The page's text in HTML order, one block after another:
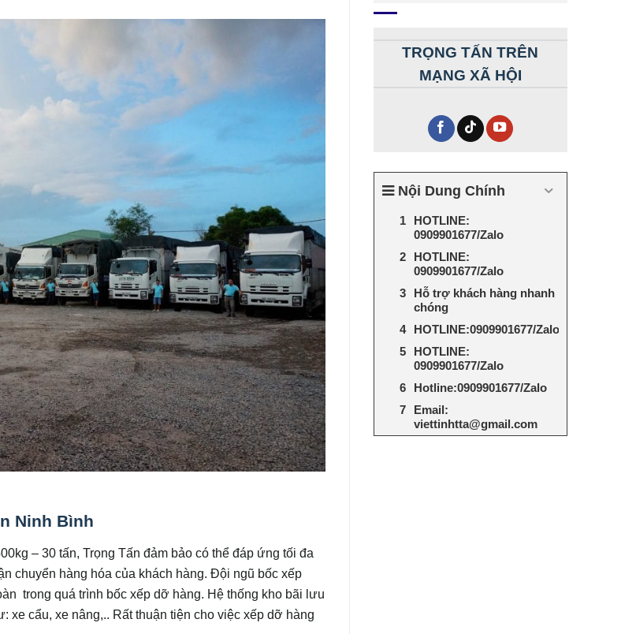
Ninh Bình
– 30 tấn, Trọng Tấn đảm bảo có thể đáp ứng tối đa
chuyển hàng hóa của khách hàng. Đội ngũ bốc xếp
trong quá trình bốc xếp dỡ hàng. Hệ thống kho bãi lưu
cẩu, xe nâng,.. Rất thuận tiện cho việc xếp dỡ hàng
TRỌNG TẤN TRÊN
MẠNG XÃ HỘI
Nội Dung Chính
HOTLINE:
0909901677/Zalo
HOTLINE:
0909901677/Zalo
Hỗ trợ khách hàng nhanh
chóng
HOTLINE:0909901677/Zalo
HOTLINE:
0909901677/Zalo
Hotline:0909901677/Zalo
Email:
viettinhtta@gmail.com